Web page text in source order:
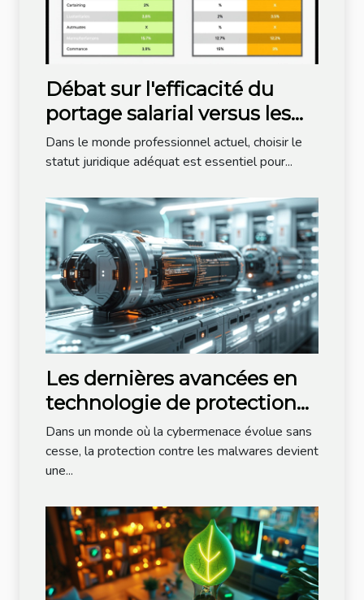
Débat sur l'efficacité du
portage salarial versus les
autres statuts juridiques
Dans le monde professionnel actuel, choisir le
statut juridique adéquat est essentiel pour...
Les dernières avancées en
technologie de protection
contre les malwares
Dans un monde où la cybermenace évolue sans
cesse, la protection contre les malwares devient
une...